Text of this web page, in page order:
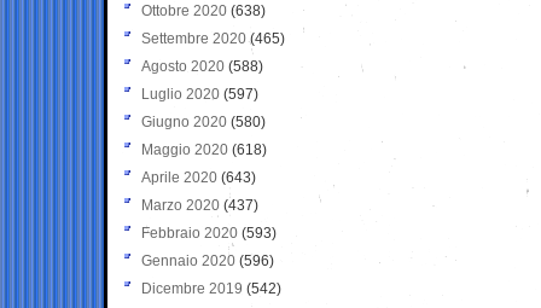
Ottobre 2020 (638)
Settembre 2020(465)
Agosto 2020 (588)
Luglio 2020 (597)
Giugno 2020 (580)
Maggio 2020 (618)
Aprile 2020 (643)
Marzo 2020 (437)
Febbraio 2020 (593)
Gennaio 2020 (596)
Dicembre 2019 (542)